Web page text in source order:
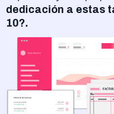
dedicación a estas
10?.